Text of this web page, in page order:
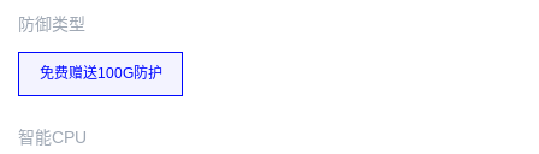
防御类型
免费赠送100G防护
智能CPU